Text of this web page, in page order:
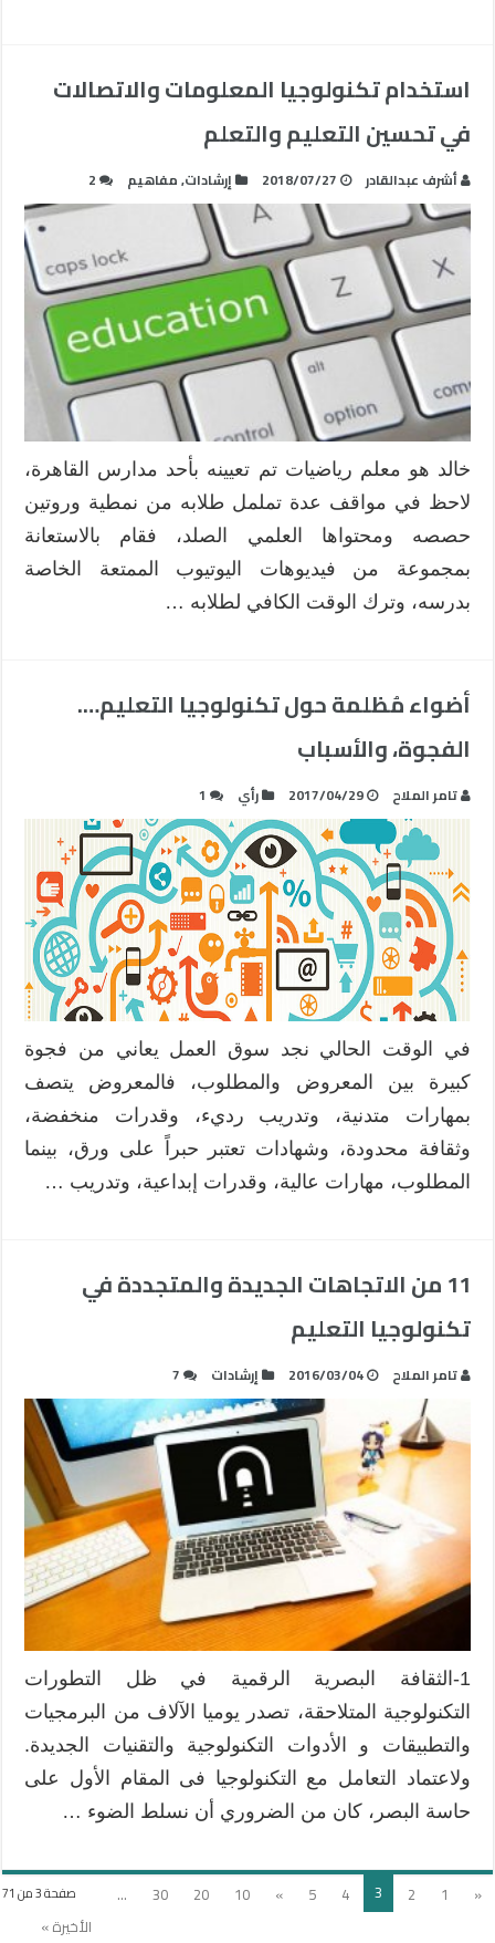
استخدام تكنولوجيا المعلومات والاتصالات
في تحسين التعليم والتعلم
أشرف عبدالقادر 2018/07/27 إرشادات,مفاهيم 2
خالد هو معلم رياضيات تم تعيينه بأحد مدارس القاهرة،
لاحظ في مواقف عدة تململ طلابه من نمطية وروتين
حصصه ومحتواها العلمي الصلد، فقام بالاستعانة
بمجموعة من فيديوهات اليوتيوب الممتعة الخاصة
بدرسه، وترك الوقت الكافي لطلابه …
أضواء مُظلمة حول تكنولوجيا التعليم….
الفجوة، والأسباب
تامر الملاح 2017/04/29 رأي 1
في الوقت الحالي نجد سوق العمل يعاني من فجوة
كبيرة بين المعروض والمطلوب، فالمعروض يتصف
بمهارات متدنية، وتدريب رديء، وقدرات منخفضة،
وثقافة محدودة، وشهادات تعتبر حبراً على ورق، بينما
المطلوب، مهارات عالية، وقدرات إبداعية، وتدريب …
11 من الاتجاهات الجديدة والمتجددة في
تكنولوجيا التعليم
تامر الملاح 2016/03/04 إرشادات 7
1-الثقافة البصرية الرقمية في ظل التطورات
التكنولوجية المتلاحقة، تصدر يوميا الآلاف من البرمجيات
والتطبيقات و الأدوات التكنولوجية والتقنيات الجديدة.
ولاعتماد التعامل مع التكنولوجيا فى المقام الأول على
حاسة البصر، كان من الضروري أن نسلط الضوء …
صفحة 3 من 71 «
1
2
3
4
5
»
10
20
30
...
الأخيرة »